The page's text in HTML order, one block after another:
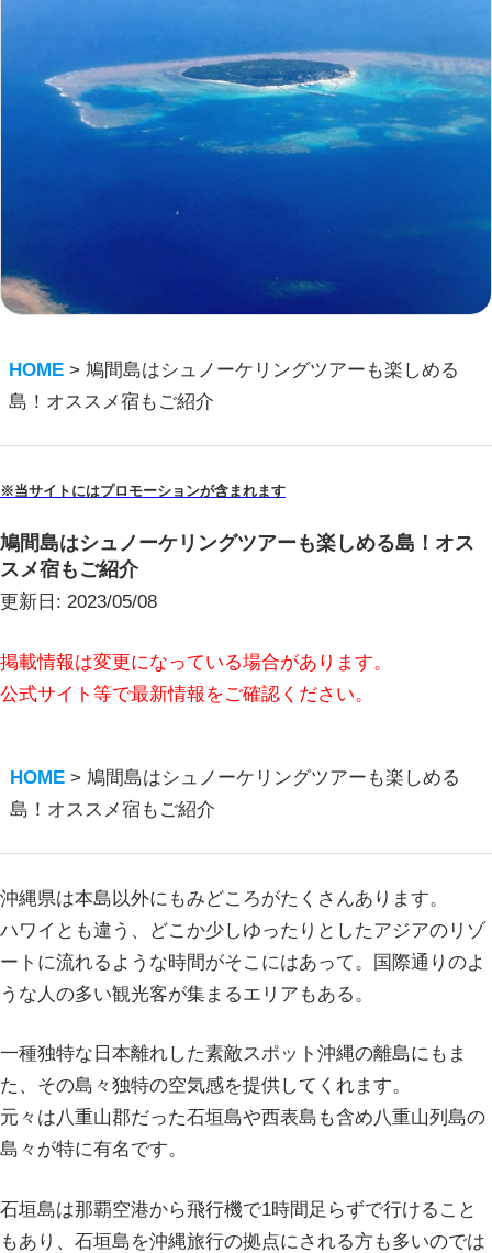
HOME >鳩間島はシュノーケリングツアーも楽しめる
島！オススメ宿もご紹介
※当サイトにはプロモーションが含まれます
鳩間島はシュノーケリングツアーも楽しめる島！オス
スメ宿もご紹介
更新日: 2023/05/08
掲載情報は変更になっている場合があります。
公式サイト等で最新情報をご確認ください。
HOME> 鳩間島はシュノーケリングツアーも楽しめる
島！オススメ宿もご紹介
沖縄県は本島以外にもみどころがたくさんあります。
ハワイとも違う、どこか少しゆったりとしたアジアのリゾ
ートに流れるような時間がそこにはあって。国際通りのよ
うな人の多い観光客が集まるエリアもある。
一種独特な日本離れした素敵スポット沖縄の離島にもま
た、その島々独特の空気感を提供してくれます。
元々は八重山郡だった石垣島や西表島も含め八重山列島の
島々が特に有名です。
石垣島は那覇空港から飛行機で1時間足らずで行けること
もあり、石垣島を沖縄旅行の拠点にされる方も多いのでは